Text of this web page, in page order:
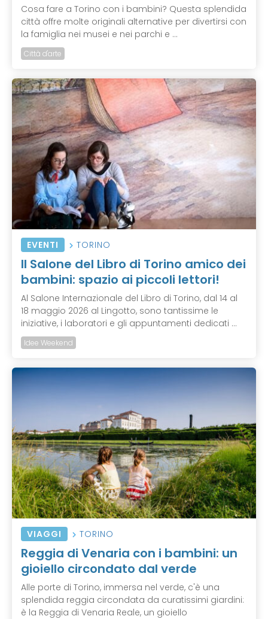
Cosa fare a Torino con i bambini? Questa splendida
città offre molte originali alternative per divertirsi con
la famiglia nei musei e nei parchi e ...
Città d'arte
EVENTI TORINO
Il Salone del Libro di Torino amico dei
bambini: spazio ai piccoli lettori!
Al Salone Internazionale del Libro di Torino, dal 14 al
18 maggio 2026 al Lingotto, sono tantissime le
iniziative, i laboratori e gli appuntamenti dedicati ...
Idee Weekend
VIAGGI TORINO
Reggia di Venaria con i bambini: un
gioiello circondato dal verde
Alle porte di Torino, immersa nel verde, c'è una
splendida reggia circondata da curatissimi giardini:
è la Reggia di Venaria Reale, un gioiello